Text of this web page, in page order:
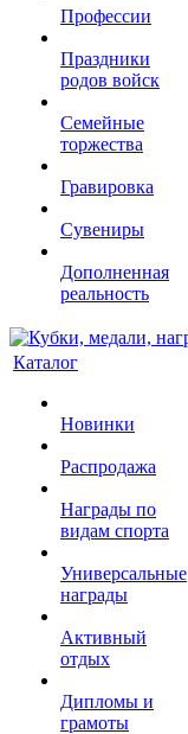
Профессии
Праздники
родов войск
Семейные
торжества
Гравировка
Сувениры
Дополненная
реальность
Каталог
Новинки
Распродажа
Награды по
видам спорта
Универсальные
награды
Активный
отдых
Дипломы и
грамоты